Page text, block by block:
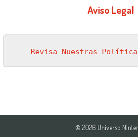
Aviso Legal
Revisa Nuestras
© 2026 Universo